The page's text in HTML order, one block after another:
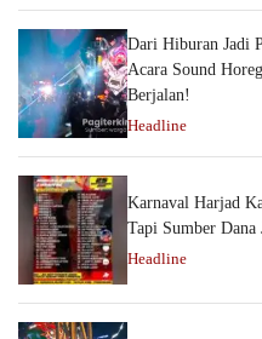
Dari Hiburan Jadi
Acara Sound
Berjalan!
Headline
Karnaval Harjad
Tapi Sumber Dana
Headline